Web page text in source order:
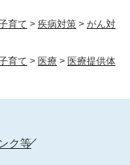
育て > 疾病対策 > がん対
育て > 医療 > 医療提供体
ク等